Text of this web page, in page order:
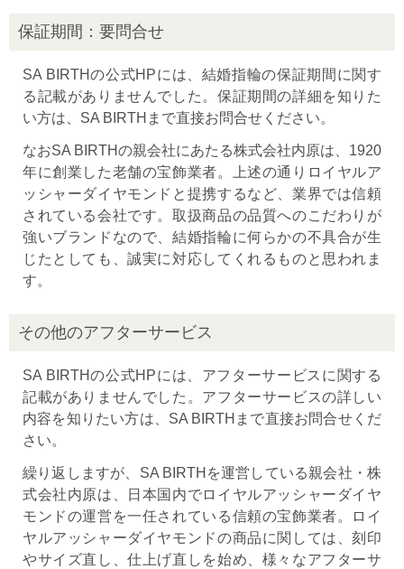
保証期間：要問合せ
SA BIRTHの公式HPには、結婚指輪の保証期間に関す
る記載がありませんでした。保証期間の詳細を知りた
い方は、SA BIRTHまで直接お問合せください。
なおSA BIRTHの親会社にあたる株式会社内原は、1920
年に創業した老舗の宝飾業者。上述の通りロイヤルア
ッシャーダイヤモンドと提携するなど、業界では信頼
されている会社です。取扱商品の品質へのこだわりが
強いブランドなので、結婚指輪に何らかの不具合が生
じたとしても、誠実に対応してくれるものと思われま
す。
その他のアフターサービス
SA BIRTHの公式HPには、アフターサービスに関する
記載がありませんでした。アフターサービスの詳しい
内容を知りたい方は、SA BIRTHまで直接お問合せくだ
さい。
繰り返しますが、SA BIRTHを運営している親会社・株
式会社内原は、日本国内でロイヤルアッシャーダイヤ
モンドの運営を一任されている信頼の宝飾業者。ロイ
ヤルアッシャーダイヤモンドの商品に関しては、刻印
やサイズ直し、仕上げ直しを始め、様々なアフターサ